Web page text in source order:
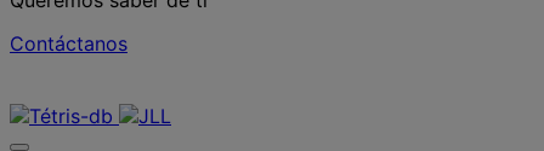
Contáctanos